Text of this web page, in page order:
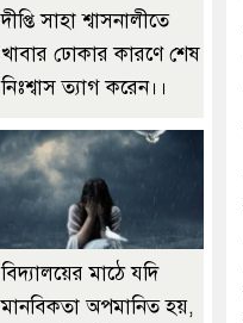
দীপ্তি সাহা শ্বাসনালীতে
খাবার ঢোকার কারণে শেষ
নিঃশ্বাস ত্যাগ করেন।।
বিদ্যালয়ের মাঠে যদি
মানবিকতা অপমানিত হয়,